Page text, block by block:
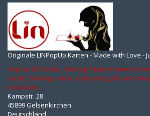
Originale LINPopUp Karten - Made with Love -
Pop Up 3D Cards, Folding Paper Flowers
cards, folding cards, exclusive gifts and
occasions
Kampstr. 28
45899 Gelsenkirchen
Deutschland